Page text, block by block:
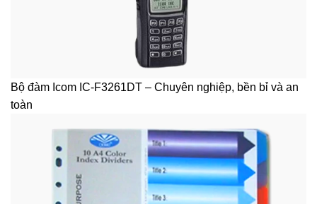
Bộ đàm Icom IC-F3261DT – Chuyên nghiệp, bền bỉ và an
toàn